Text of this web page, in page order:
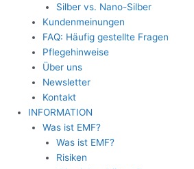
Silber vs. Nano-Silber
Kundenmeinungen
FAQ: Häufig gestellte Fragen
Pflegehinweise
Über uns
Newsletter
Kontakt
INFORMATION
Was ist EMF?
Was ist EMF?
Risiken